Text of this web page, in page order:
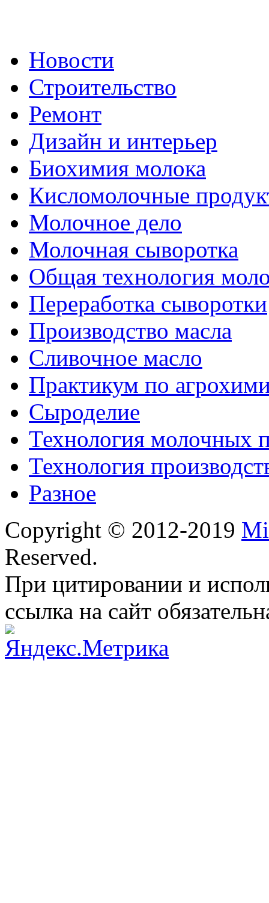
Новости
Строительство
Ремонт
Дизайн и интерьер
Биохимия молока
Кисломолочные
Молочное дело
Молочная сыворотка
Общая технология
Переработка сыворотки
Производство масла
Сливочное масло
Практикум по
Сыроделие
Технология молочных
Технология
Разное
Copyright © 2012-2019
Reserved.
При цитировании и
ссылка на сайт